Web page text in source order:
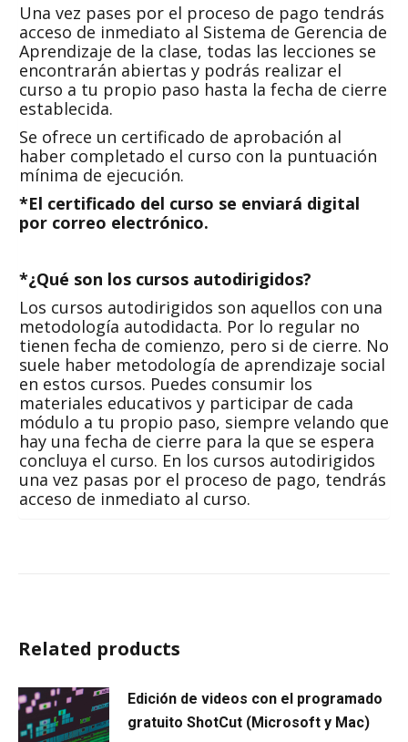
Una vez pases por el proceso de pago tendrás
acceso de inmediato al Sistema de Gerencia de
Aprendizaje de la clase, todas las lecciones se
encontrarán abiertas y podrás realizar el
curso a tu propio paso hasta la fecha de cierre
establecida.
Se ofrece un certificado de aprobación al
haber completado el curso con la puntuación
mínima de ejecución.
*El certificado del curso se enviará digital
por correo electrónico.
*¿Qué son los cursos autodirigidos?
Los cursos autodirigidos son aquellos con una
metodología autodidacta. Por lo regular no
tienen fecha de comienzo, pero si de cierre. No
suele haber metodología de aprendizaje social
en estos cursos. Puedes consumir los
materiales educativos y participar de cada
módulo a tu propio paso, siempre velando que
hay una fecha de cierre para la que se espera
concluya el curso. En los cursos autodirigidos
una vez pasas por el proceso de pago, tendrás
acceso de inmediato al curso.
Related products
Edición de videos con el programado
gratuito ShotCut (Microsoft y Mac)